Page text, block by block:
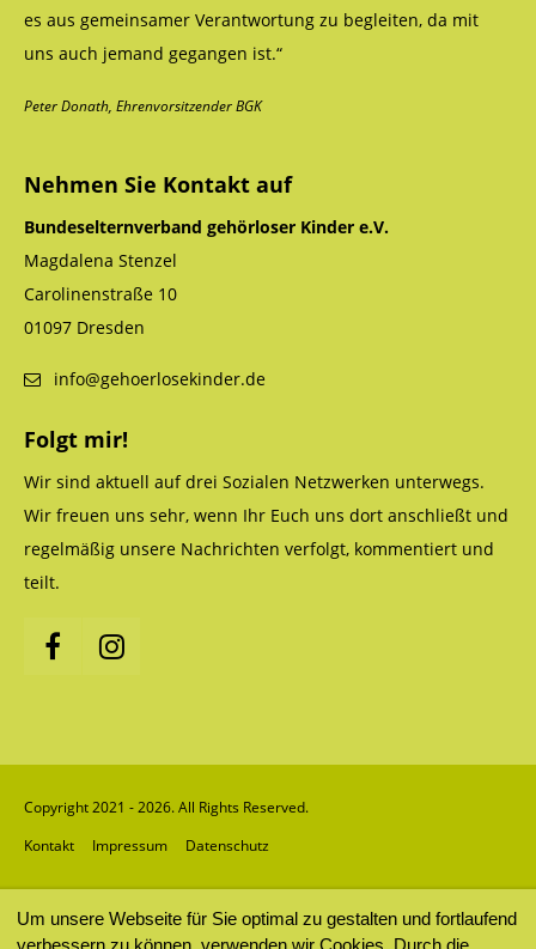
es aus gemeinsamer Verantwortung zu begleiten, da mit
uns auch jemand gegangen ist.“
Peter Donath, Ehrenvorsitzender BGK
Nehmen Sie Kontakt auf
Bundeselternverband gehörloser Kinder e.V.
Magdalena Stenzel
Carolinenstraße 10
01097 Dresden
info@gehoerlosekinder.de
Folgt mir!
Wir sind aktuell auf drei Sozialen Netzwerken unterwegs.
Wir freuen uns sehr, wenn Ihr Euch uns dort anschließt und
regelmäßig unsere Nachrichten verfolgt, kommentiert und
teilt.
Copyright 2021 - 2026. All Rights Reserved.
Kontakt
Impressum Datenschutz
Um unsere Webseite für Sie optimal zu gestalten und fortlaufend
verbessern zu können, verwenden wir Cookies. Durch die